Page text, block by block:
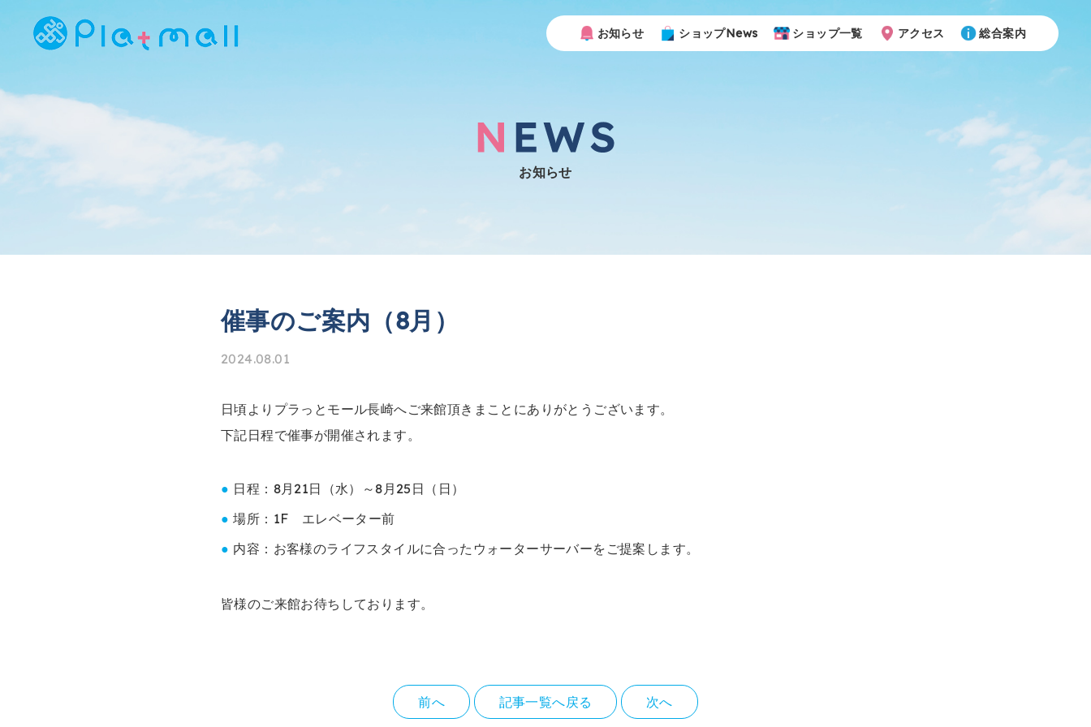
お知らせ ショップNews ショップ一覧 アクセス 総合案内
お知らせ
催事のご案内（8月）
2024.08.01
日頃よりプラっとモール長崎へご来館頂きまことにありがとうございます。
下記日程で催事が開催されます。
日程：8月21日（水）～8月25日（日）
場所：1F エレベーター前
内容：お客様のライフスタイルに合ったウォーターサーバーをご提案します。
皆様のご来館お待ちしております。
前へ 記事一覧へ戻る 次へ